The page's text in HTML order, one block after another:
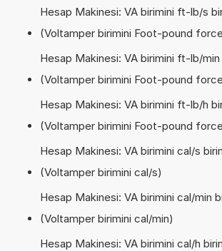
Hesap Makinesi: VA birimini ft-lb/s
(Voltamper birimini Foot-pound
Hesap Makinesi: VA birimini ft-lb/
(Voltamper birimini Foot-pound
Hesap Makinesi: VA birimini ft-lb/h
(Voltamper birimini Foot-pound
Hesap Makinesi: VA birimini cal/s
(Voltamper birimini cal/s)
Hesap Makinesi: VA birimini cal/min
(Voltamper birimini cal/min)
Hesap Makinesi: VA birimini cal/h